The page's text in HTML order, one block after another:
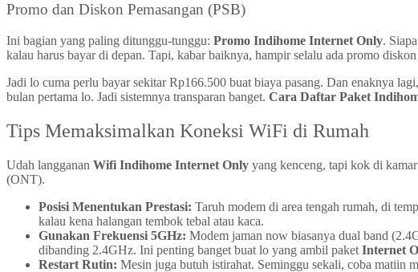
Promo dan Diskon Pemasangan (PSB)
Ini bagian yang paling ditunggu-tunggu: Promo Indihome Internet Only.
kalau harus bayar di depan. Tapi, kabar baiknya, hampir selalu ada promo
Jadi lo cuma perlu bayar sekitar Rp166.500 buat biaya pasang. Dan enaknya
bulan pertama lo. Jadi sistemnya transparan banget. Cara Daftar Paket
Tips Memaksimalkan Koneksi WiFi di Rumah
Udah langganan Wifi Indihome Internet Only yang kenceng, tapi kok di
(ONT).
Posisi Menentukan Prestasi: Taruh modem di area tengah rumah, di
kalau kena halangan tembok tebal atau kaca.
Gunakan Frekuensi 5GHz: Modem jaman now biasanya dual band
dibanding 2.4GHz. Ini penting banget buat lo yang ambil paket Internet
Restart Rutin: Mesin juga butuh istirahat. Seminggu sekali, coba matiin